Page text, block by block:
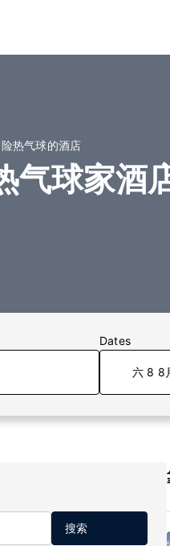
热气球的酒店
气球家酒
Dates
六 8 8
搜索